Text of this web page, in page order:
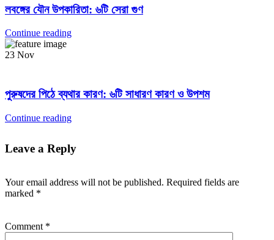
লবঙ্গের যৌন উপকারিতা: ৬টি সেরা গুণ
Continue reading
23 Nov
পুরুষদের পিঠে ব্যথার কারণ: ৬টি সাধারণ কারণ ও উপশম
Continue reading
Leave a Reply
Your email address will not be published. Required fields are
marked *
Comment *